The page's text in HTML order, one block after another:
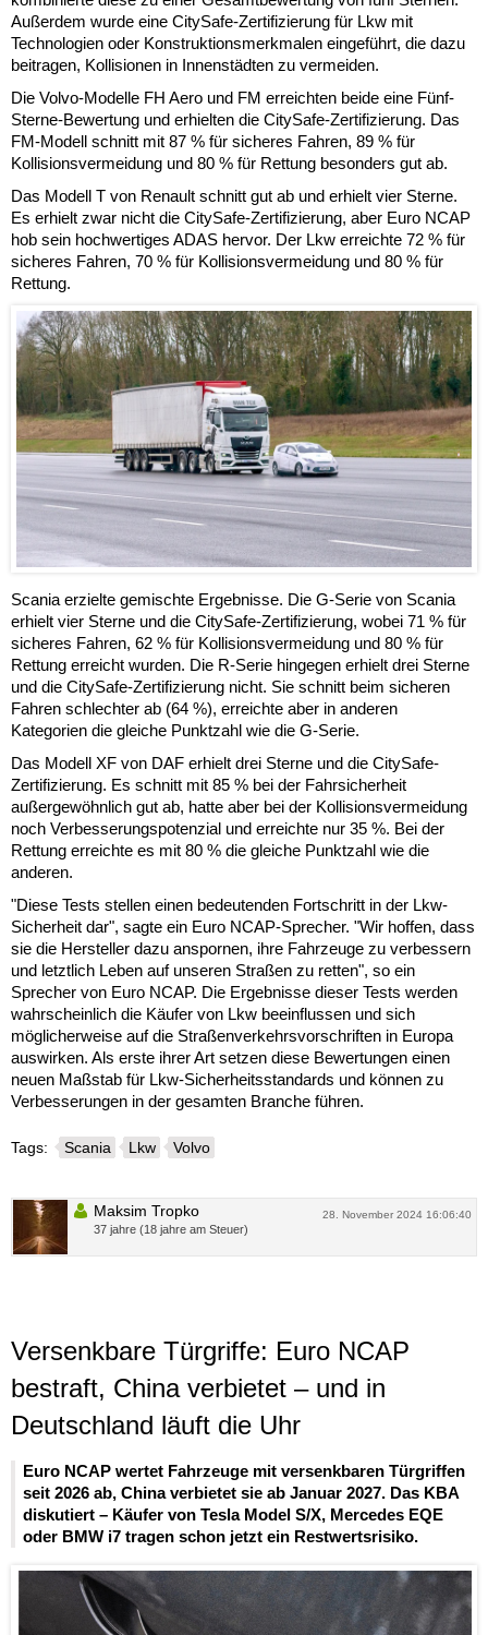
Außerdem wurde eine CitySafe-Zertifizierung für Lkw mit
Technologien oder Konstruktionsmerkmalen eingeführt, die dazu
beitragen, Kollisionen in Innenstädten zu vermeiden.
Die Volvo-Modelle FH Aero und FM erreichten beide eine Fünf-
Sterne-Bewertung und erhielten die CitySafe-Zertifizierung. Das
FM-Modell schnitt mit 87 % für sicheres Fahren, 89 % für
Kollisionsvermeidung und 80 % für Rettung besonders gut ab.
Das Modell T von Renault schnitt gut ab und erhielt vier Sterne.
Es erhielt zwar nicht die CitySafe-Zertifizierung, aber Euro NCAP
hob sein hochwertiges ADAS hervor. Der Lkw erreichte 72 % für
sicheres Fahren, 70 % für Kollisionsvermeidung und 80 % für
Rettung.
Scania erzielte gemischte Ergebnisse. Die G-Serie von Scania
erhielt vier Sterne und die CitySafe-Zertifizierung, wobei 71 % für
sicheres Fahren, 62 % für Kollisionsvermeidung und 80 % für
Rettung erreicht wurden. Die R-Serie hingegen erhielt drei Sterne
und die CitySafe-Zertifizierung nicht. Sie schnitt beim sicheren
Fahren schlechter ab (64 %), erreichte aber in anderen
Kategorien die gleiche Punktzahl wie die G-Serie.
Das Modell XF von DAF erhielt drei Sterne und die CitySafe-
Zertifizierung. Es schnitt mit 85 % bei der Fahrsicherheit
außergewöhnlich gut ab, hatte aber bei der Kollisionsvermeidung
noch Verbesserungspotenzial und erreichte nur 35 %. Bei der
Rettung erreichte es mit 80 % die gleiche Punktzahl wie die
anderen.
"Diese Tests stellen einen bedeutenden Fortschritt in der Lkw-
Sicherheit dar", sagte ein Euro NCAP-Sprecher. "Wir hoffen, dass
sie die Hersteller dazu anspornen, ihre Fahrzeuge zu verbessern
und letztlich Leben auf unseren Straßen zu retten", so ein
Sprecher von Euro NCAP. Die Ergebnisse dieser Tests werden
wahrscheinlich die Käufer von Lkw beeinflussen und sich
möglicherweise auf die Straßenverkehrsvorschriften in Europa
auswirken. Als erste ihrer Art setzen diese Bewertungen einen
neuen Maßstab für Lkw-Sicherheitsstandards und können zu
Verbesserungen in der gesamten Branche führen.
Tags: Scania Lkw Volvo
28. November 2024 16:06:40
Maksim Tropko
37 jahre (18 jahre am Steuer)
Versenkbare Türgriffe: Euro NCAP
bestraft, China verbietet – und in
Deutschland läuft die Uhr
Euro NCAP wertet Fahrzeuge mit versenkbaren Türgriffen
seit 2026 ab, China verbietet sie ab Januar 2027. Das KBA
diskutiert – Käufer von Tesla Model S/X, Mercedes EQE
oder BMW i7 tragen schon jetzt ein Restwertsrisiko.